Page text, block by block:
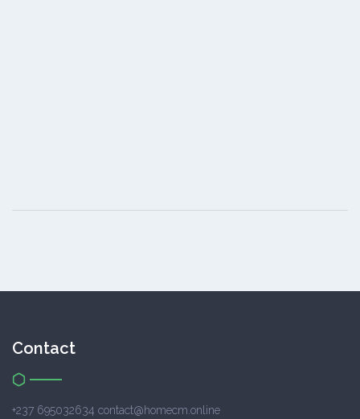
Contact
+237 695032634 contact@homecm.online